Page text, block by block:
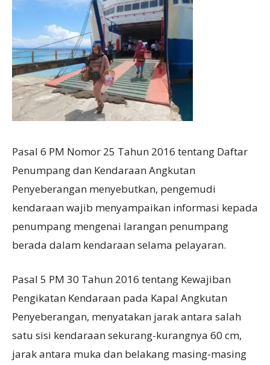
Pasal 6 PM Nomor 25 Tahun 2016 tentang Daftar
Penumpang dan Kendaraan Angkutan
Penyeberangan menyebutkan, pengemudi
kendaraan wajib menyampaikan informasi kepada
penumpang mengenai larangan penumpang
berada dalam kendaraan selama pelayaran.
Pasal 5 PM 30 Tahun 2016 tentang Kewajiban
Pengikatan Kendaraan pada Kapal Angkutan
Penyeberangan, menyatakan jarak antara salah
satu sisi kendaraan sekurang-kurangnya 60 cm,
jarak antara muka dan belakang masing-masing